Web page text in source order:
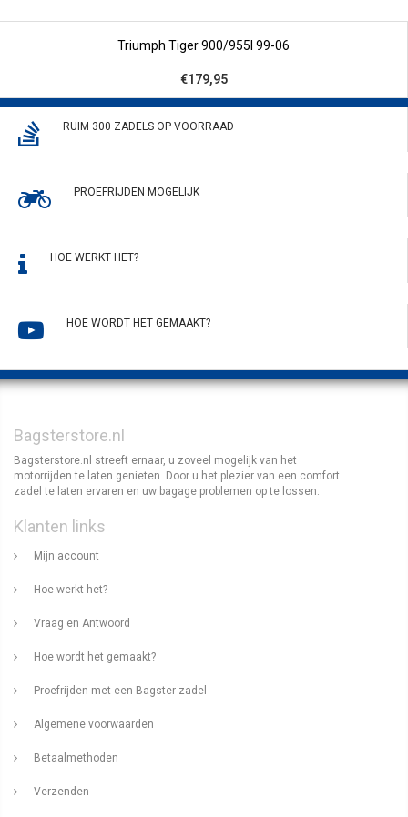
Triumph Tiger 900/955I 99-06
€179,95
RUIM 300 ZADELS OP VOORRAAD
PROEFRIJDEN MOGELIJK
HOE WERKT HET?
HOE WORDT HET GEMAAKT?
Bagsterstore.nl
Bagsterstore.nl streeft ernaar, u zoveel mogelijk van het
motorrijden te laten genieten. Door u het plezier van een comfort
zadel te laten ervaren en uw bagage problemen op te lossen.
Klanten links
Mijn account
Hoe werkt het?
Vraag en Antwoord
Hoe wordt het gemaakt?
Proefrijden met een Bagster zadel
Algemene voorwaarden
Betaalmethoden
Verzenden